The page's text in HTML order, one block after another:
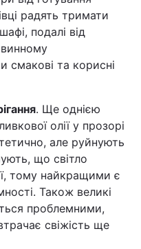
радять тримати
подалі від
смакові та корисні
. Ще однією
олії у прозорі
але руйнують
що світло
тому найкращими є
Також великі
проблемними,
свіжість ще